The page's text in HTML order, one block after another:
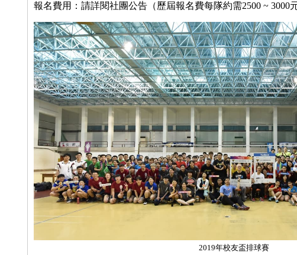
報名費用：請詳閱社團公告（歷屆報名費每隊約需2500 ~ 3000
2019年校友盃排球賽